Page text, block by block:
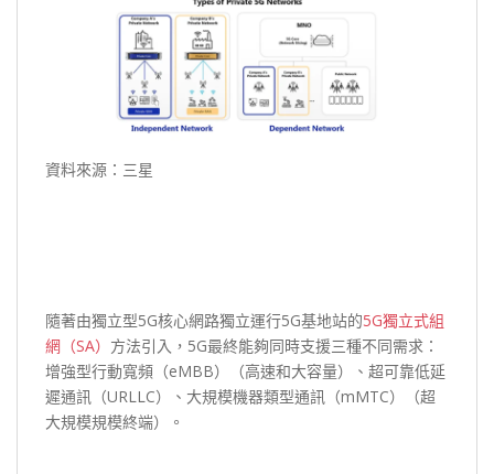
資料來源：三星
隨著由獨立型5G核心網路獨立運行5G基地站的5G獨立式組
網（SA） 方法引入，5G最終能夠同時支援三種不同需求：
增強型行動寬頻（eMBB）（高速和大容量）、超可靠低延
遲通訊（URLLC）、大規模機器類型通訊（mMTC）（超
大規模規模終端）。